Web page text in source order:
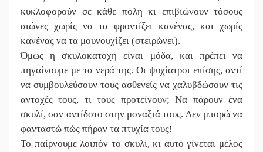
κυκλοφορούν σε κάθε πόλη κι επιβιώνουν τόσους
αιώνες χωρίς να τα φροντίζει κανένας, και χωρίς
κανένας να τα μουνουχίζει (στειρώνει).
Όμως η σκυλοκατοχή είναι μόδα, και πρέπει να
πηγαίνουμε με τα νερά της. Οι ψυχίατροι επίσης, αντί
να συμβουλεύσουν τους ασθενείς να χαλυβδώσουν τις
αντοχές τους, τι τους προτείνουν; Να πάρουν ένα
σκυλί, σαν αντίδοτο στην μοναξιά τους. Δεν μπορώ να
φανταστώ πώς πήραν τα πτυχία τους!
Το παίρνουμε λοιπόν το σκυλί, κι αυτό γίνεται μέλος